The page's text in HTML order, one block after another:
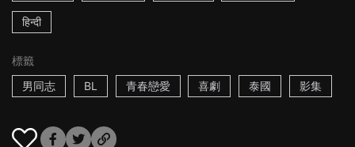
हिन्दी
標籤
男同志
BL 青春戀愛 喜劇 泰國 影集